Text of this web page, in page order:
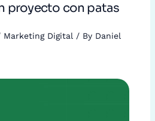
proyecto con patas
Marketing Digital/ By Daniel